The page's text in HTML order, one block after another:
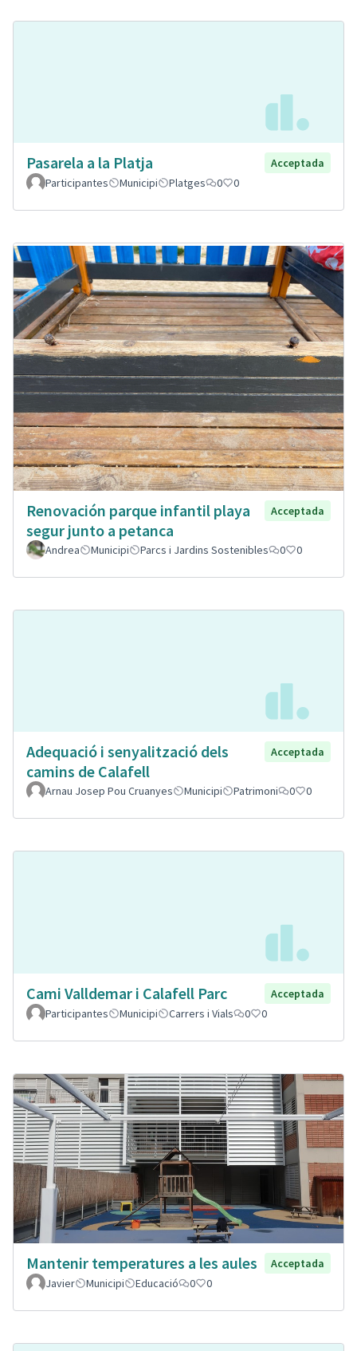
Pasarela a la Platja
Acceptada
Participantes
Municipi Platges 0 0
Renovación parque infantil playa
segur junto a petanca
Acceptada
Andrea Municipi Parcs i Jardins Sostenibles 0 0
Adequació i senyalització dels
camins de Calafell
Acceptada
Arnau Josep Pou Cruanyes Municipi Patrimoni 0 0
Cami Valldemar i Calafell Parc
Acceptada
Participantes
Municipi Carrers i Vials 0 0
Mantenir temperatures a les aules
Acceptada
Javier
Municipi Educació 0 0